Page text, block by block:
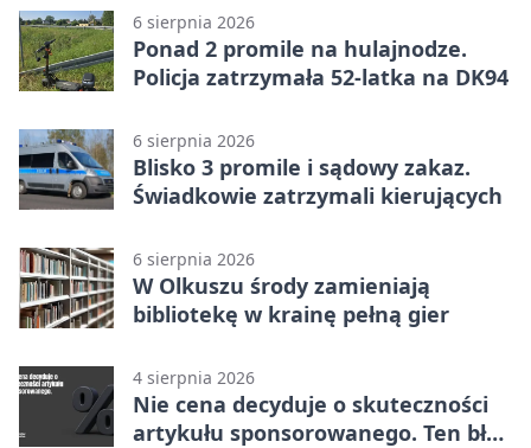
6 sierpnia 2026
Ponad 2 promile na hulajnodze.
Policja zatrzymała 52-latka na DK94
6 sierpnia 2026
Blisko 3 promile i sądowy zakaz.
Świadkowie zatrzymali kierujących
6 sierpnia 2026
W Olkuszu środy zamieniają
bibliotekę w krainę pełną gier
4 sierpnia 2026
Nie cena decyduje o skuteczności
artykułu sponsorowanego. Ten błąd